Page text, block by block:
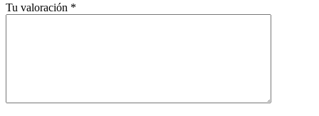
Tu valoración *